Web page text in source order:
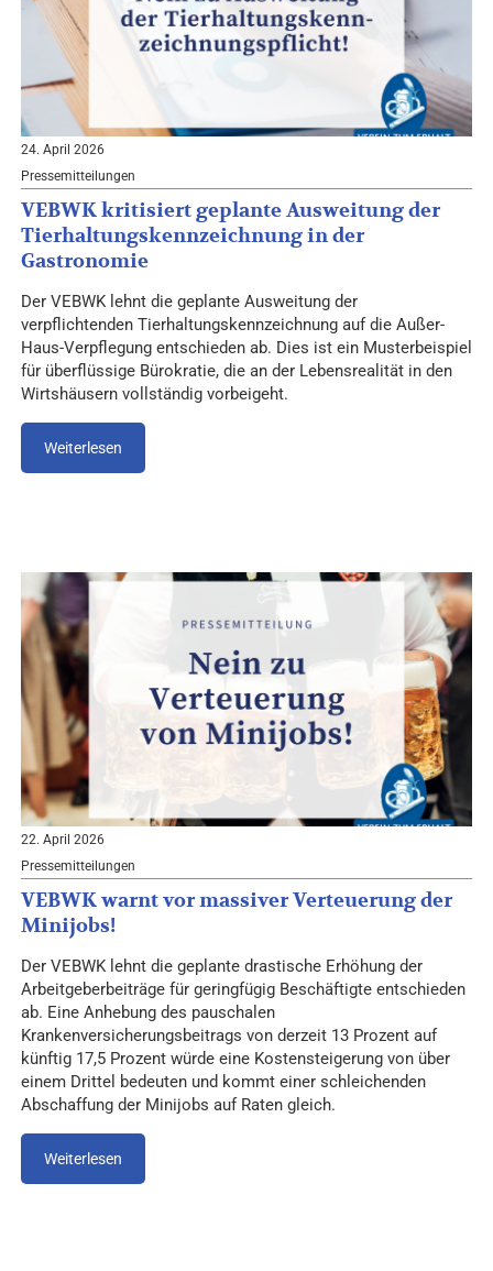
24. April 2026
Pressemitteilungen
VEBWK kritisiert geplante Ausweitung der
Tierhaltungskennzeichnung in der
Gastronomie
Der VEBWK lehnt die geplante Ausweitung der
verpflichtenden Tierhaltungskennzeichnung auf die Außer-
Haus-Verpflegung entschieden ab. Dies ist ein Musterbeispiel
für überflüssige Bürokratie, die an der Lebensrealität in den
Wirtshäusern vollständig vorbeigeht.
Weiterlesen
22. April 2026
Pressemitteilungen
VEBWK warnt vor massiver Verteuerung der
Minijobs!
Der VEBWK lehnt die geplante drastische Erhöhung der
Arbeitgeberbeiträge für geringfügig Beschäftigte entschieden
ab. Eine Anhebung des pauschalen
Krankenversicherungsbeitrags von derzeit 13 Prozent auf
künftig 17,5 Prozent würde eine Kostensteigerung von über
einem Drittel bedeuten und kommt einer schleichenden
Abschaffung der Minijobs auf Raten gleich.
Weiterlesen